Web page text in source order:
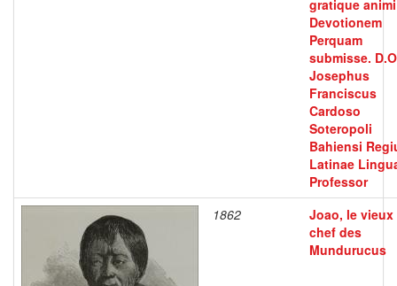
gratique animi
Devotionem
Perquam
submisse.
Josephus
Franciscus
Cardoso
Soteropoli
Bahiensi
Latinae
Professor
1862
Joao, le vieux
chef des
Mundurucus